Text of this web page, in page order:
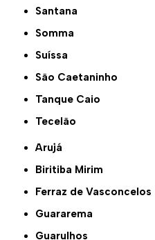
Santana
Somma
Suíssa
São Caetaninho
Tanque Caio
Tecelão
Arujá
Biritiba Mirim
Ferraz de Vasconcelos
Guararema
Guarulhos